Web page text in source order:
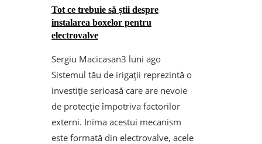
Tot ce trebuie să știi despre
instalarea boxelor pentru
electrovalve
Sergiu Macicasan3 luni ago
Sistemul tău de irigații reprezintă o
investiție serioasă care are nevoie
de protecție împotriva factorilor
externi. Inima acestui mecanism
este formată din electrovalve, acele